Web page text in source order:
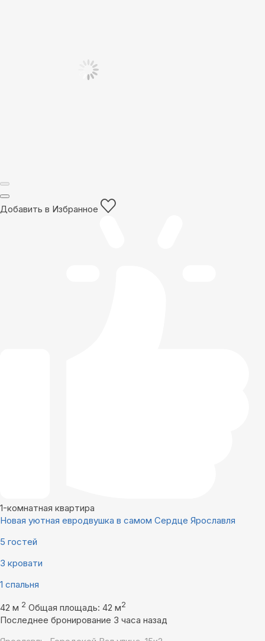
Добавить в Избранное
1-комнатная квартира
Новая уютная евродвушка в самом Сердце Ярославля
5 гостей
3 кровати
1 спальня
42 м 2 Общая площадь: 42 м2
Последнее бронирование 3 часа назад